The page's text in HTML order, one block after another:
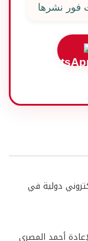
فور نشرها
دولية في
أحمد المصري